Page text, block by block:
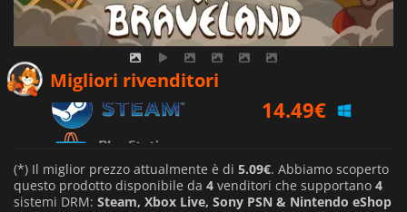
Migliori rivenditori
19.99€
(*) Il miglior prezzo attualmente è di 5.09€. Abbiamo scoperto
questo prodotto disponibile da 4 venditori che supportano 4
sistemi DRM: Steam, Xbox Live, Sony PSN & Nintendo eShop